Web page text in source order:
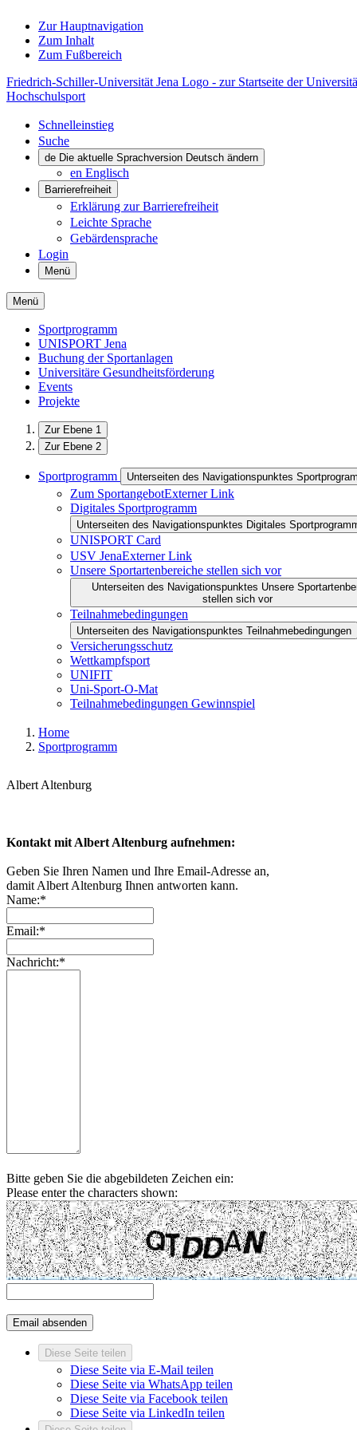
Zur Hauptnavigation
Zum Inhalt
Zum Fußbereich
Friedrich-Schiller-Universität Jena Logo - zur Startseite der
Hochschulsport
Schnelleinstieg
Suche
de Die aktuelle Sprachversion Deutsch ändern
en Englisch
Barrierefreiheit
Erklärung zur Barrierefreiheit
Leichte Sprache
Gebärdensprache
Login
Menü
Menü
Sportprogramm
UNISPORT Jena
Buchung der Sportanlagen
Universitäre Gesundheitsförderung
Events
Projekte
Zur Ebene 1
Zur Ebene 2
Sportprogramm Unterseiten des Navigationspunktes
Zum SportangebotExterner Link
Digitales Sportprogramm
Unterseiten des Navigationspunktes Digitales
UNISPORT Card
USV JenaExterner Link
Unsere Sportartenbereiche stellen sich vor
Unterseiten des Navigationspunktes Unsere
stellen sich vor
Teilnahmebedingungen
Unterseiten des Navigationspunktes Teilnahmebedingungen
Versicherungsschutz
Wettkampfsport
UNIFIT
Uni-Sport-O-Mat
Teilnahmebedingungen Gewinnspiel
Home
Sportprogramm
Albert Altenburg
Kontakt mit Albert Altenburg aufnehmen:
Geben Sie Ihren Namen und Ihre Email-Adresse an,
damit Albert Altenburg Ihnen antworten kann.
Name:*
Email:*
Nachricht:*
Bitte geben Sie die abgebildeten Zeichen ein:
Please enter the characters shown:
Diese Seite teilen
Diese Seite via E-Mail teilen
Diese Seite via WhatsApp teilen
Diese Seite via Facebook teilen
Diese Seite via LinkedIn teilen